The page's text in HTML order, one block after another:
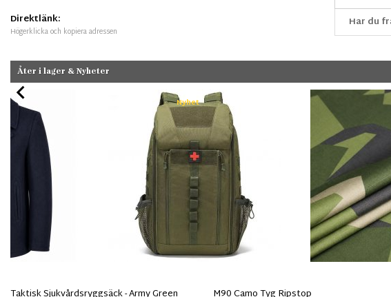
Direktlänk:
Högerklicka och kopiera adressen
Har du
Åter i lager & Nyheter
Nyhet